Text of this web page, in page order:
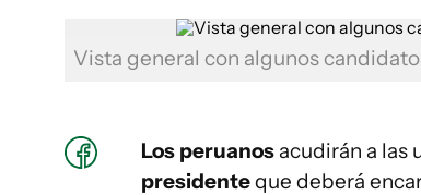
Vista general con algunos
Los peruanos acudirán a las
presidenteque deberá